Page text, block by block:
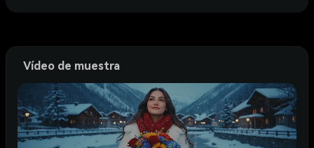
Vídeo de muestra